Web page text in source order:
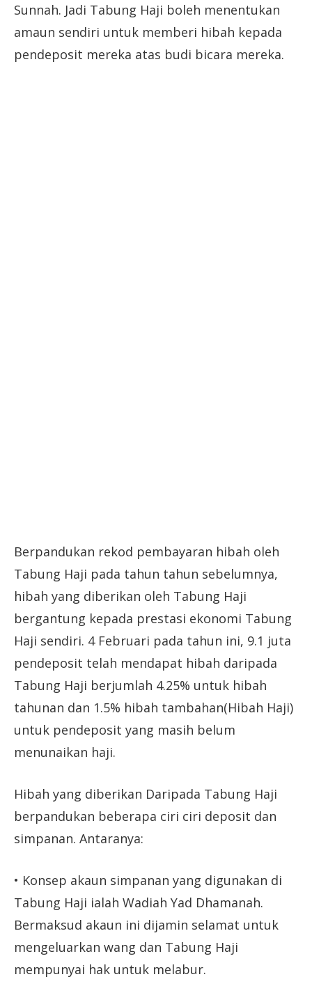
Sunnah. Jadi Tabung Haji boleh menentukan
amaun sendiri untuk memberi hibah kepada
pendeposit mereka atas budi bicara mereka.
Berpandukan rekod pembayaran hibah oleh
Tabung Haji pada tahun tahun sebelumnya,
hibah yang diberikan oleh Tabung Haji
bergantung kepada prestasi ekonomi Tabung
Haji sendiri. 4 Februari pada tahun ini, 9.1 juta
pendeposit telah mendapat hibah daripada
Tabung Haji berjumlah 4.25% untuk hibah
tahunan dan 1.5% hibah tambahan(Hibah Haji)
untuk pendeposit yang masih belum
menunaikan haji.
Hibah yang diberikan Daripada Tabung Haji
berpandukan beberapa ciri ciri deposit dan
simpanan. Antaranya:
• Konsep akaun simpanan yang digunakan di
Tabung Haji ialah Wadiah Yad Dhamanah.
Bermaksud akaun ini dijamin selamat untuk
mengeluarkan wang dan Tabung Haji
mempunyai hak untuk melabur.